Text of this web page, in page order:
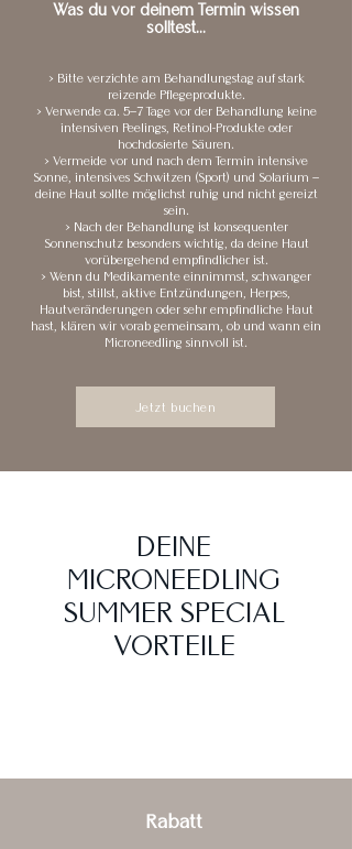
Was du vor deinem Termin wissen
solltest…
> Bitte verzichte am Behandlungstag auf stark
reizende Pflegeprodukte.
> Verwende ca. 5–7 Tage vor der Behandlung keine
intensiven Peelings, Retinol-Produkte oder
hochdosierte Säuren.
> Vermeide vor und nach dem Termin intensive
Sonne, intensives Schwitzen (Sport) und Solarium –
deine Haut sollte möglichst ruhig und nicht gereizt
sein.
> Nach der Behandlung ist konsequenter
Sonnenschutz besonders wichtig, da deine Haut
vorübergehend empfindlicher ist.
> Wenn du Medikamente einnimmst, schwanger
bist, stillst, aktive Entzündungen, Herpes,
Hautveränderungen oder sehr empfindliche Haut
hast, klären wir vorab gemeinsam, ob und wann ein
Microneedling sinnvoll ist.
Jetzt buchen
DEINE
MICRONEEDLING
SUMMER SPECIAL
VORTEILE
Rabatt